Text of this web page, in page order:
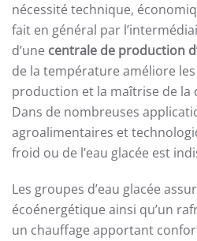
nécessité technique,
fait en général par
d’une centrale de production
de la température améliore
production et la maîtrise de la
Dans de nombreuses
agroalimentaires et
froid ou de l’eau glacée est
Les groupes d’eau glacée
écoénergétique ainsi qu’un
un chauffage apportant